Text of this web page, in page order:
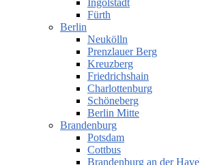
Ingolstadt
Fürth
Berlin
Neukölln
Prenzlauer Berg
Kreuzberg
Friedrichshain
Charlottenburg
Schöneberg
Berlin Mitte
Brandenburg
Potsdam
Cottbus
Brandenburg an der